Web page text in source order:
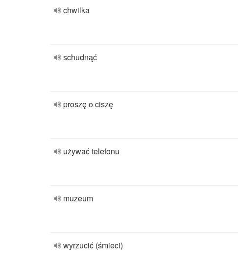
chwilka
schudnąć
proszę o ciszę
używać telefonu
muzeum
wyrzucić (śmieci)